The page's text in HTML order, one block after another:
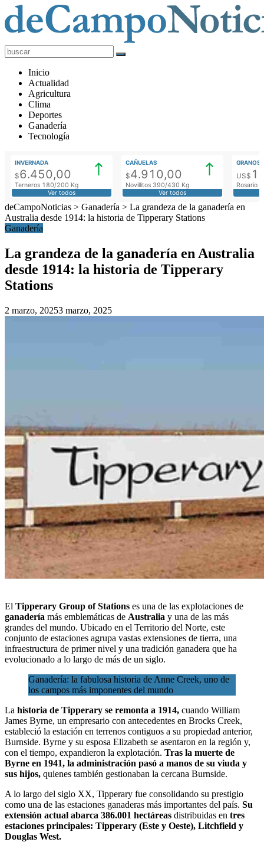
deCampoNoticias
Actualidad
Agropecuaria
Inicio
Actualidad
Agricultura
Clima
Deportes
Ganadería
Tecnología
INVERNADA
$6.450,00
Terneros 180/200 Kg
Ver todos
CAÑUELAS
$4.910,00
Novillitos 390/430 Kg
Ver todos
GRANOS
US$
Rosario
deCampoNoticias > Ganadería > La grandeza de la ganadería en
Australia desde 1914: la historia de Tipperary Stations
Ganadería
La grandeza de la ganadería en Australia
desde 1914: la historia de Tipperary
Stations
2 marzo, 20253 marzo, 2025
El Tipperary Group of Stations es una de las explotaciones de
ganadería más emblemáticas de Australia y una de las más
grandes del mundo. Ubicado en el Territorio del Norte, este
conjunto de estaciones agrupa vastas extensiones de tierra, una
infraestructura de primer nivel y una tradición ganadera que ha
evolucionado a lo largo de más de un siglo.
Ganadería: la fabulosa historia de Anne Creek, uno de
los campos más imponentes del mundo
La historia de Tipperary se remonta a 1914, cuando William
James Byrne, un empresario con antecedentes en Brocks Creek,
estableció la estación en terrenos contiguos a su propiedad anterior,
Burnside. Byrne y su esposa Elizabeth se asentaron en la región y,
con el tiempo, expandieron la explotación. Tras la muerte de
Byrne en 1941, la administración pasó a manos de su viuda y
sus hijos, quienes también gestionaban la cercana Burnside.
A lo largo del siglo XX, Tipperary fue consolidando su prestigio
como una de las estaciones ganaderas más importantes del país. Su
extensión actual abarca 386.001 hectáreas distribuidas en tres
estaciones principales: Tipperary (Este y Oeste), Litchfield y
Douglas West.